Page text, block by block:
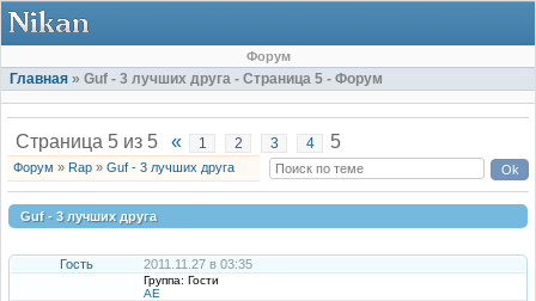
Форум
Главная » Guf - 3 лучших друга - Страница 5 - Форум
Страница 5 из 5 « 1 2 3 4 5
Форум » Rap » Guf - 3 лучших друга
Guf - 3 лучших друга
Гость 2011.11.27 в 03:35
Группа: Гости
AE